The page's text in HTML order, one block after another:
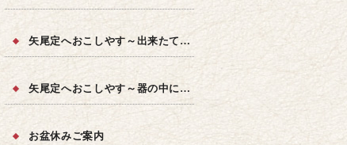
矢尾定へおこしやす～出来たての品質を～
矢尾定へおこしやす～器の中に四季を～
お盆休みご案内